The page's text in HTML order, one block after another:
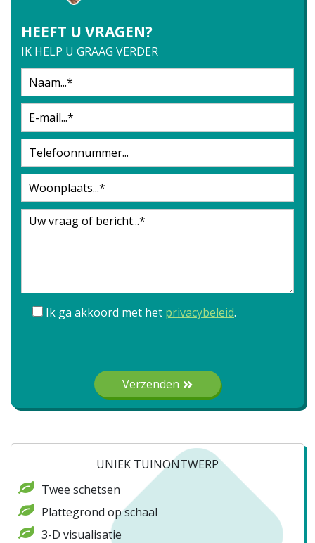
HEEFT U VRAGEN?
IK HELP U GRAAG VERDER
Ik ga akkoord met het privacybeleid.
Gelieve dit veld leeg te laten.
Verzenden
UNIEK TUINONTWERP
Twee schetsen
Plattegrond op schaal
3-D visualisatie